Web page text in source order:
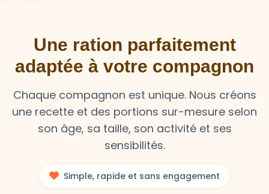
Une ration parfaitement
adaptée à votre compagnon
Chaque compagnon est unique. Nous créons
une recette et des portions sur-mesure selon
son âge, sa taille, son activité et ses
sensibilités.
Simple, rapide et sans engagement